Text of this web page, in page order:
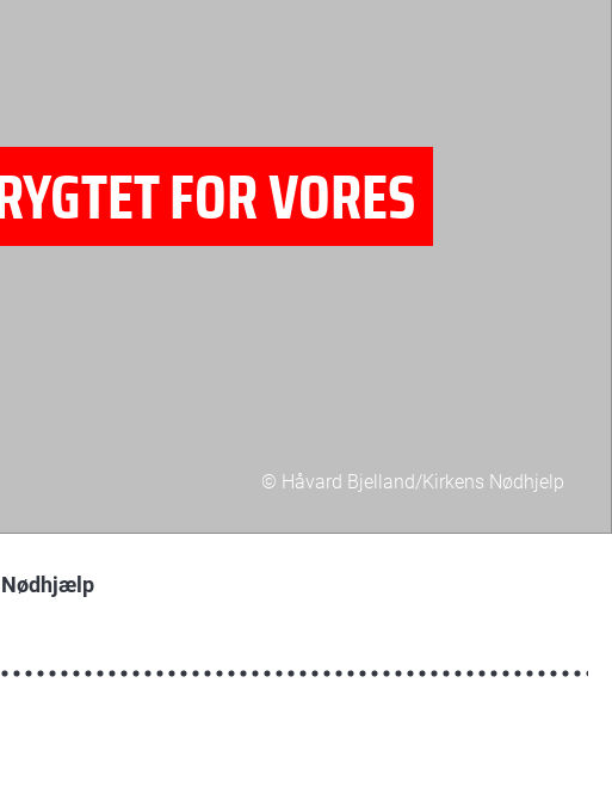
© Håvard Bjelland/Kirkens Nødhjelp
FOR VORES
Nødhjælp